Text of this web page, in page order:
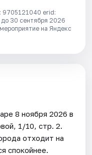
erid:
до 30 сентября 2026
на Яндекс
8 ноября 2026 в
1/10, стр. 2.
отходит на
спокойнее.